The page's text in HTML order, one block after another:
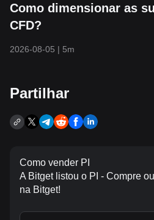
Como dimensionar as
CFD?
2026-08-05 | 5m
Partilhar
Como vender PI
A Bitget listou o PI - Compre
na Bitget!